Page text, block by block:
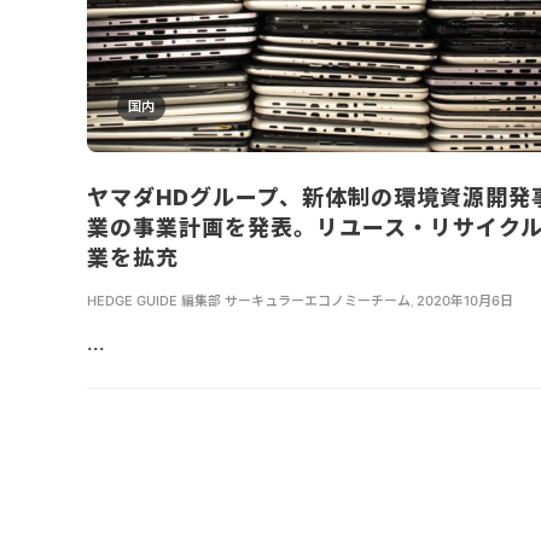
国内
ヤマダHDグループ、新体制の環境資源開発
業の事業計画を発表。リユース・リサイク
業を拡充
HEDGE GUIDE 編集部 サーキュラーエコノミーチーム, 2020年10月6日
...